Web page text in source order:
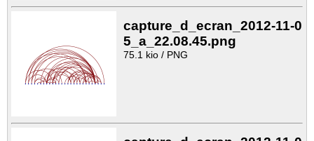
capture_d_ecran_2012-11-0
5_a_22.08.45.png
75.1 kio / PNG